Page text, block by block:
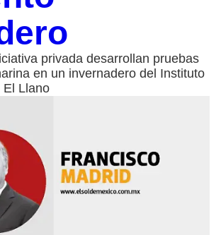
privada desarrollan pruebas
en un invernadero del Instituto
El Llano